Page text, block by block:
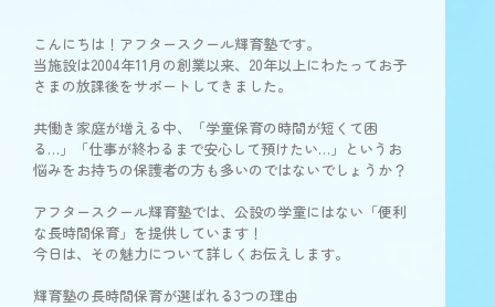
こんにちは！アフタースクール輝育塾です。
当施設は2004年11月の創業以来、20年以上にわたってお子
さまの放課後をサポートしてきました。
共働き家庭が増える中、「学童保育の時間が短くて困
る…」「仕事が終わるまで安心して預けたい…」というお
悩みをお持ちの保護者の方も多いのではないでしょうか？
アフタースクール輝育塾では、公設の学童にはない「便利
な長時間保育」を提供しています！
今日は、その魅力について詳しくお伝えします。
輝育塾の長時間保育が選ばれる3つの理由